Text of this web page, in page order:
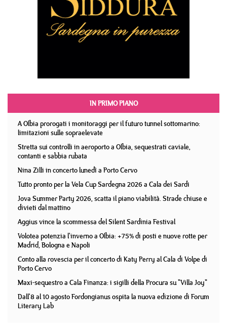
IN PRIMO PIANO
A Olbia prorogati i monitoraggi per il futuro tunnel sottomarino:
limitazioni sulle sopraelevate
Stretta sui controlli in aeroporto a Olbia, sequestrati caviale,
contanti e sabbia rubata
Nina Zilli in concerto lunedì a Porto Cervo
Tutto pronto per la Vela Cup Sardegna 2026 a Cala dei Sardi
Jova Summer Party 2026, scatta il piano viabilità. Strade chiuse e
divieti dal mattino
Aggius vince la scommessa del Silent Sardinia Festival
Volotea potenzia l'inverno a Olbia: +75% di posti e nuove rotte per
Madrid, Bologna e Napoli
Conto alla rovescia per il concerto di Katy Perry al Cala di Volpe di
Porto Cervo
Maxi-sequestro a Cala Finanza: i sigilli della Procura su "Villa Joy"
Dall'8 al 10 agosto Fordongianus ospita la nuova edizione di Forum
Literary Lab